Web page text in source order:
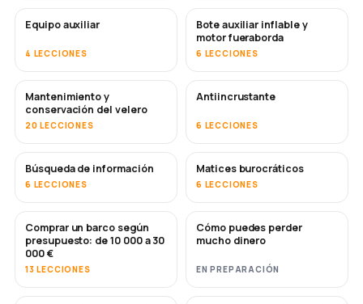
Equipo auxiliar
4 LECCIONES
Bote auxiliar inflable y
motor fueraborda
6 LECCIONES
Mantenimiento y
conservación del velero
20 LECCIONES
PRONTO
Antiincrustante
6 LECCIONES
Búsqueda de información
6 LECCIONES
Matices burocráticos
6 LECCIONES
PRONTO
Comprar un barco según
presupuesto: de 10 000 a 30
000 €
13 LECCIONES
PRONTO
Cómo puedes perder
mucho dinero
EN PREPARACIÓN